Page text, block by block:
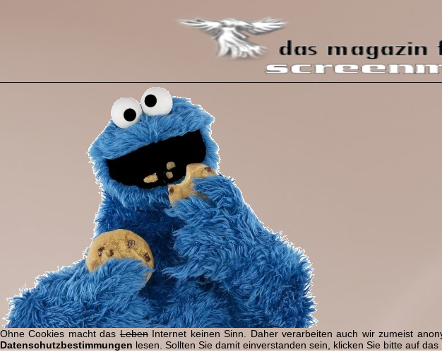
Ohne Cookies macht dasLebenInternet keinen Sinn. Daher verarbeiten auch wir zumeist
Datenschutzbestimmungen lesen. Sollten Sie damit einverstanden sein, klicken Sie bitte auf das